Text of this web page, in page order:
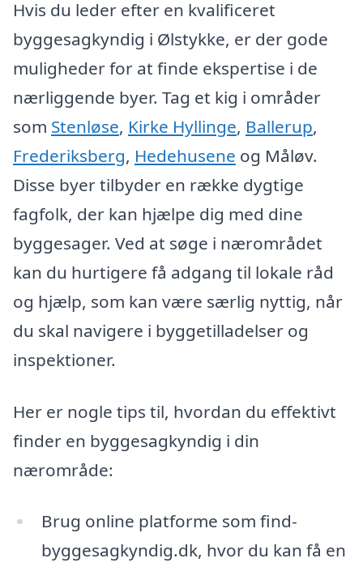
Hvis du leder efter en kvalificeret
byggesagkyndig i Ølstykke, er der gode
muligheder for at finde ekspertise i de
nærliggende byer. Tag et kig i områder
som Stenløse, Kirke Hyllinge, Ballerup,
Frederiksberg, Hedehusene og Måløv.
Disse byer tilbyder en række dygtige
fagfolk, der kan hjælpe dig med dine
byggesager. Ved at søge i nærområdet
kan du hurtigere få adgang til lokale råd
og hjælp, som kan være særlig nyttig, når
du skal navigere i byggetilladelser og
inspektioner.
Her er nogle tips til, hvordan du effektivt
finder en byggesagkyndig i din
nærområde:
Brug online platforme som find-
byggesagkyndig.dk, hvor du kan få en